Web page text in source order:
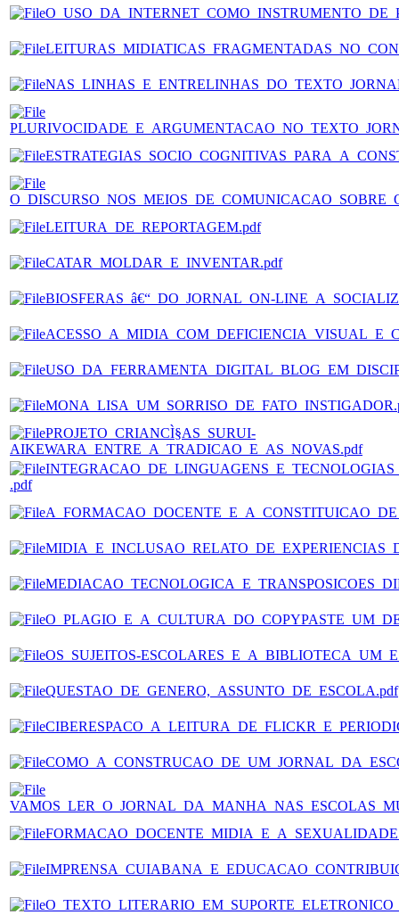
LEITURA_DE_REPORTAGEM.pdf
CATAR_MOLDAR_E_INVENTAR.pdf
BIOSFERAS_â€“_DO_JORNAL_ON-
PROJETO_CRIANCÌ§AS_SURUI-
AIKEWARA_ENTRE_A_TRADICAO_E_AS_NOVAS.pdf
.pdf
OS_SUJEITOS-
QUESTAO_DE_GENERO,_ASSUNTO_DE_ESCOLA.pdf